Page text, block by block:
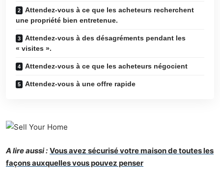
Attendez-vous à ce que les acheteurs recherchent
une propriété bien entretenue.
Attendez-vous à des désagréments pendant les
« visites ».
Attendez-vous à ce que les acheteurs négocient
Attendez-vous à une offre rapide
A lire aussi : Vous avez sécurisé votre maison de toutes les
façons auxquelles vous pouvez penser